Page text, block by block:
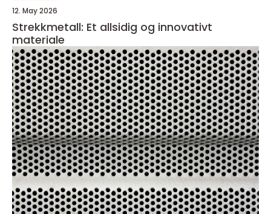
12. May 2026
Strekkmetall: Et allsidig og innovativt
materiale